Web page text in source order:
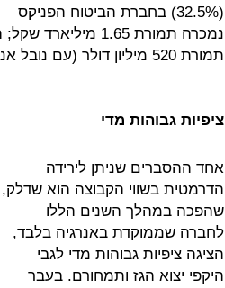
(32.5%) בחברת הביטוח הפניקס
תמורת 520 מיליון דולר (עם נובל אנרג'י ו־EGAS הממשלתית המצרית).
ציפיות גבוהות מדי
אחד ההסברים שניתן לירידה
הדרמטית בשווי הקבוצה הוא שדלק,
שהפכה במהלך השנים הללו
לחברה שממוקדת באנרגיה בלבד,
הציגה ציפיות גבוהות מדי לגבי
היקפי יצוא הגז ותמחורם. בעבר